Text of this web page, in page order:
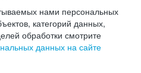
нами персональных
категорий данных,
обработки смотрите
данных на сайте